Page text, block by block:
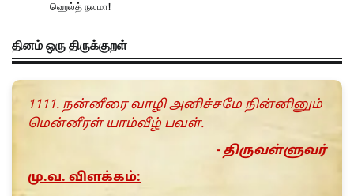
ஹெல்த் நலமா!
தினம் ஒரு திருக்குறள்
1111. நன்னீரை வாழி அனிச்சமே நின்னினும்
மென்னீரள் யாம்வீழ் பவள்.
- திருவள்ளுவர்
மு.வ. விளக்கம்: